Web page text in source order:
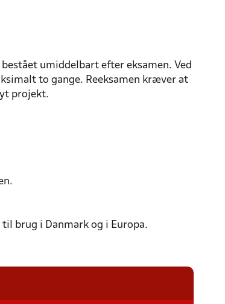
umiddelbart efter eksamen. Ved
to gange. Reeksamen kræver at
projekt.
brug i Danmark og i Europa.